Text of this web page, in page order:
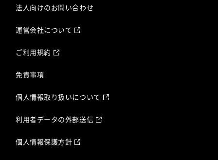
法人向けのお問い合わせ
運営会社について
ご利用規約
免責事項
個人情報取り扱いについて
利用者データの外部送信
個人情報保護方針